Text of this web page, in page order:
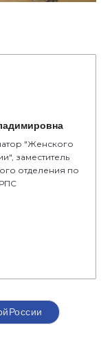
"Женского
заместитель
отделения по